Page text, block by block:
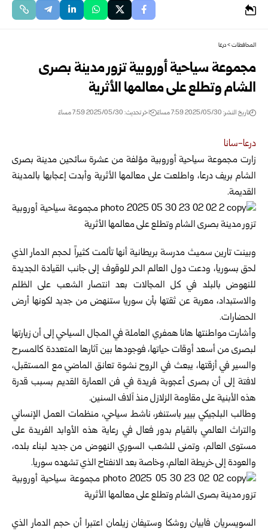
المحافظات>درعا
مجموعة سياحية أوروبية تزور مدينة بصرى
الشام وتطلع على معالمها الأثرية
تاريخ النشر: 2025/05/30 7:59 مساءً اخر تحديث: 2025/05/30 7:59 مساءً
درعا-سانا
زارت مجموعة سياحية أوروبية مؤلفة من عشرة سائحين مدينة بصرى
الشام بريف درعا، واطلعت على معالمها الأثرية وأبدتإعجابها بالمدينة
القديمة.
وبينت تارين سميث مدرسة بريطانية أنها تألمت كثيراً لحجم الدمار الذي
لحق بسوريا، ودعت دول العالم الحر للوقوف إلى جانب القيادة الجديدة
للنهوض بالبلد في كل المجالات بعد انتصار الشعب على الظلم
والاستبداد، معربة عن ثقتها بأن سوريا ستنهض من جديد لكونها أرض
الحضارات.
وأشارت مواطنتها هانا همفري العاملة في المجال السياحي إلى أن زيارتها
لبصرى من أسعد أوقات حياتها، فوجودها بين آثارها المتعددة كالمسرح
والسير في أزقتها، يبعث في الروح نشوة تعانق الماضي مع المستقبل،
لافتة إلى أن بصرى أعجوبة فريدة في فن العمارة القديم بسبب قدرة
هذه الأبنية على مقاومة الزلازل منذ آلاف السنين.
وطالب البلجيكي بيير باستنغر، ناشط سياحي، منظمات العمل الإنساني
والتراث العالمي بالقيام بدور فعال في رعاية هذه الأوابد الفريدة على
مستوى العالم، وتمنى للشعب السوري النهوض من جديد لبناء بلده،
والعودة إلى خريطة العالم، وخاصة بعد الانفتاح الذي تشهده سوريا.
السويسريان فابيان روشكا وستيفان زيلمان اعتبرا أن حجم الدمار الذي